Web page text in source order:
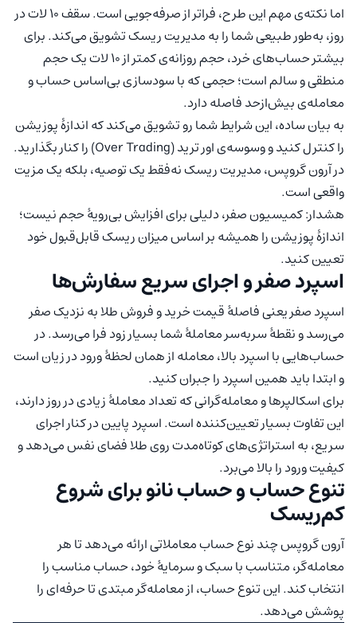
اما نکته‌ی مهم این طرح، فراتر از صرفه‌جویی است. سقف ۱۰ لات در
روز، به‌طور طبیعی شما را به مدیریت ریسک تشویق می‌کند. برای
بیشتر حساب‌های خرد، حجم روزانه‌ی کمتر از ۱۰ لات یک حجم
منطقی و سالم است؛ حجمی که با سودسازی بی‌اساس حساب و
معامله‌ی بیش‌ازحد فاصله دارد.
به بیان ساده، این شرایط شما رو تشویق می‌کند که اندازهٔ پوزیشن
را کنترل کنید و وسوسه‌ی اور ترید (Over Trading) را کنار بگذارید.
در آرون گروپس، مدیریت ریسک نه‌فقط یک توصیه، بلکه یک مزیت
واقعی است.
هشدار: کمیسیون صفر، دلیلی برای افزایش بی‌رویهٔ حجم نیست؛
اندازهٔ پوزیشن را همیشه بر اساس میزان ریسک قابل‌قبول خود
تعیین کنید.
اسپرد صفر و اجرای سریع سفارش‌ها
اسپرد صفر یعنی فاصلهٔ قیمت خرید و فروش طلا به نزدیک صفر
می‌رسد و نقطهٔ سربه‌سر معاملهٔ شما بسیار زود فرا می‌رسد. در
حساب‌هایی با اسپرد بالا، معامله از همان لحظهٔ ورود در زیان است
و ابتدا باید همین اسپرد را جبران کنید.
برای اسکالپرها و معامله‌گرانی که تعداد معاملهٔ زیادی در روز دارند،
این تفاوت بسیار تعیین‌کننده است. اسپرد پایین در کنار اجرای
سریع، به استراتژی‌های کوتاه‌مدت روی طلا فضای نفس می‌دهد و
کیفیت ورود را بالا می‌برد.
تنوع حساب و حساب نانو برای شروع
کم‌ریسک
آرون گروپس چند نوع حساب معاملاتی ارائه می‌دهد تا هر
معامله‌گر، متناسب با سبک و سرمایهٔ خود، حساب مناسب را
انتخاب کند. این تنوع حساب، از معامله‌گر‌ مبتدی تا حرفه‌ای را
پوشش می‌دهد.